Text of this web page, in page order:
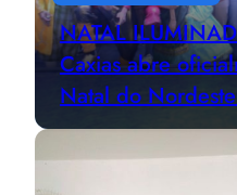
NATAL
Caxias abre
Natal do